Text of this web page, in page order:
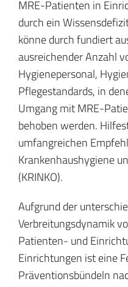
MRE-Patienten in
durch ein
könne durch fundiert
ausreichender Anzahl
Hygienepersonal,
Pflegestandards, in
Umgang mit MRE-
behoben werden.
umfangreichen
Krankenhaushygiene
(KRINKO).
Aufgrund der
Verbreitungsdynamik
Patienten- und
Einrichtungen ist eine
Präventionsbündeln